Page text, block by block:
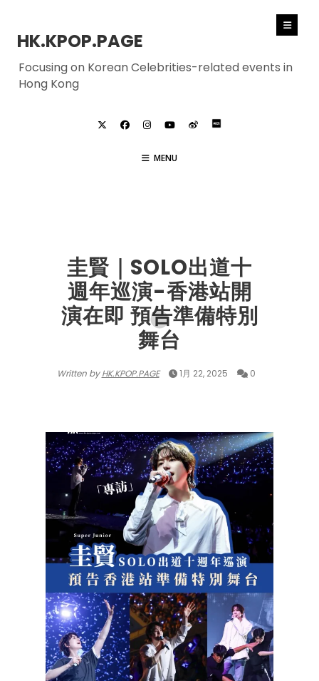
HK.KPOP.PAGE
Focusing on Korean Celebrities-related events in
Hong Kong
MENU
圭賢｜SOLO出道十
週年巡演-香港站開
演在即 預告準備特別
舞台
Written byHK.KPOP.PAGE 1月 22, 2025 0